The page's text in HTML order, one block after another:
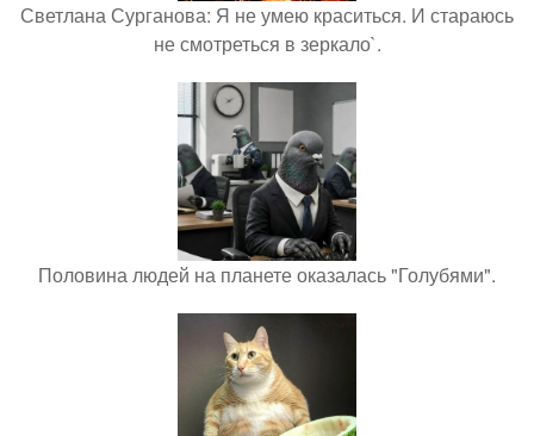
Светлана Сурганова: Я не умею краситься. И стараюсь
не смотреться в зеркало`.
Половина людей на планете оказалась "Голубями".